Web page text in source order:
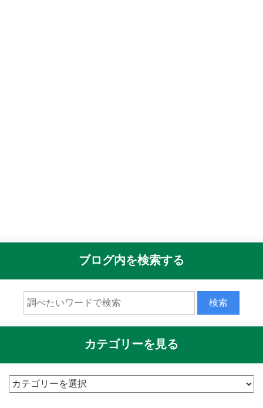
ブログ内を検索する
カテゴリーを見る
カ